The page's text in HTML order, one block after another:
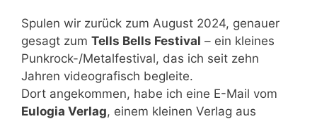
Spulen wir zurück zum August 2024, genauer
gesagt zum Tells Bells Festival – ein kleines
Punkrock-/Metalfestival, das ich seit zehn
Jahren videografisch begleite.
Dort angekommen, habe ich eine E-Mail vom
Eulogia Verlag, einem kleinen Verlag aus